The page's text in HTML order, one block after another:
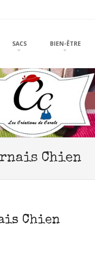
SACS BIEN-ÊTRE
Chien
Chien